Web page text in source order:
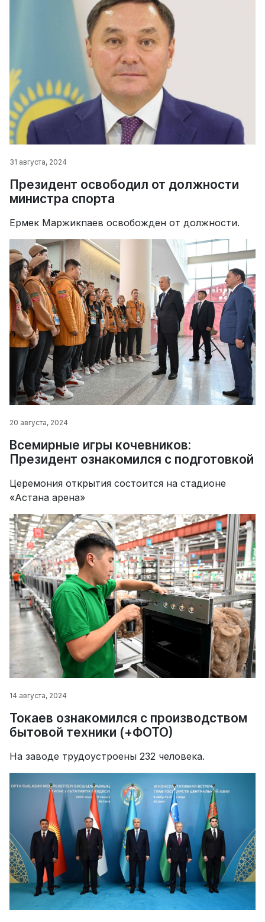
31 августа, 2024
Президент освободил от должности
министра спорта
Ермек Маржикпаев освобожден от должности.
20 августа, 2024
Всемирные игры кочевников:
Президент ознакомился с подготовкой
Церемония открытия состоится на стадионе
«Астана арена»
14 августа, 2024
Токаев ознакомился с производством
бытовой техники (+ФОТО)
На заводе трудоустроены 232 человека.